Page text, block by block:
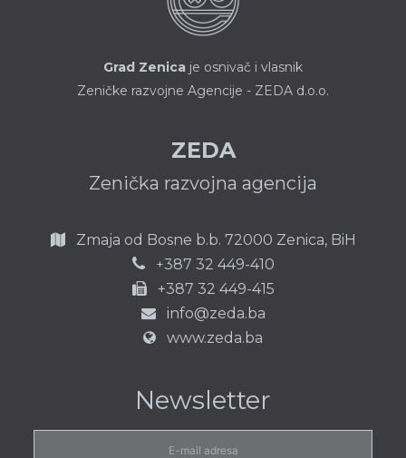
Grad Zenica je osnivač i vlasnik
Zeničke razvojne Agencije - ZEDA d.o.o.
ZEDA
Zenička razvojna agencija
Zmaja od Bosne b.b. 72000 Zenica, BiH
+387 32 449-410
+387 32 449-415
info@zeda.ba
www.zeda.ba
Newsletter